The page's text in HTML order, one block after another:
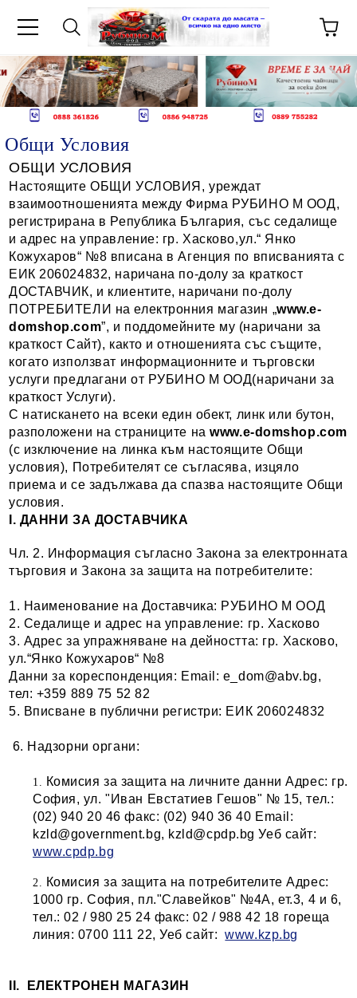
Общи Условия
ОБЩИ УСЛОВИЯ
Настоящите ОБЩИ УСЛОВИЯ, уреждат
взаимоотношенията между Фирма РУБИНО М ООД,
регистрирана в Република България, със седалище
и адрес на управление: гр. Хасково,ул.“ Янко
Кожухаров“ №8 вписана в Агенция по вписванията с
ЕИК 206024832, наричана по-долу за краткост
ДОСТАВЧИК, и клиентите, наричани по-долу
ПОТРЕБИТЕЛИ на електронния магазин „www.e-
domshop.com”, и поддомейните му (наричани за
краткост Сайт), както и отношенията със същите,
когато използват информационните и търговски
услуги предлагани от РУБИНО М ООД(наричани за
краткост Услуги).
С натискането на всеки един обект, линк или бутон,
разположени на страниците наwww.e-domshop.com
(с изключение на линка към настоящите Общи
условия), Потребителят се съгласява, изцяло
приема и се задължава да спазва настоящите Общи
условия.
І. ДАННИ ЗА ДОСТАВЧИКА
Чл. 2. Информация съгласно Закона за електронната
търговия и Закона за защита на потребителите:
1. Наименование на Доставчика: РУБИНО М ООД
2. Седалище и адрес на управление: гр. Хасково
3. Адрес за упражняване на дейността: гр. Хасково,
ул.“Янко Кожухаров“ №8
Данни за кореспонденция: Email: e_dom@abv.bg,
тел: +359 889 75 52 82
5. Вписване в публични регистри: ЕИК 206024832
6. Надзорни органи:
Комисия за защита на личните данни Адрес: гр.
София, ул. "Иван Евстатиев Гешов" № 15, тел.:
(02) 940 20 46 факс: (02) 940 36 40 Email:
kzld@government.bg, kzld@cpdp.bg Уеб сайт:
www.cpdp.bg
Комисия за защита на потребителите Адрес:
1000 гр. София, пл."Славейков" №4А, ет.3, 4 и 6,
тел.: 02 / 980 25 24 факс: 02 / 988 42 18 гореща
линия: 0700 111 22, Уеб сайт:www.kzp.bg
II. ЕЛЕКТРОНЕН МАГАЗИН